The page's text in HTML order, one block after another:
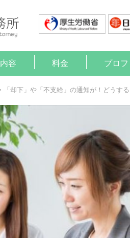
容
規則作成
金申請
年金サポート
契約
計算
病気）治療と就労の支援【企業
病気）治療と就労の支援【労働
料金 プロ
「却下」や「不支給」の通知が！どうす